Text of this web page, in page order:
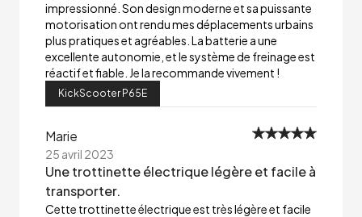
impressionné. Son design moderne et sa puissante
motorisation ont rendu mes déplacements urbains
plus pratiques et agréables. La batterie a une
excellente autonomie, et le système de freinage est
réactif et fiable. Je la recommande vivement !
KickScooter P65E
Marie
25 avril 2023
Une trottinette électrique légère et facile à
transporter.
Cette trottinette électrique est très légère et facile